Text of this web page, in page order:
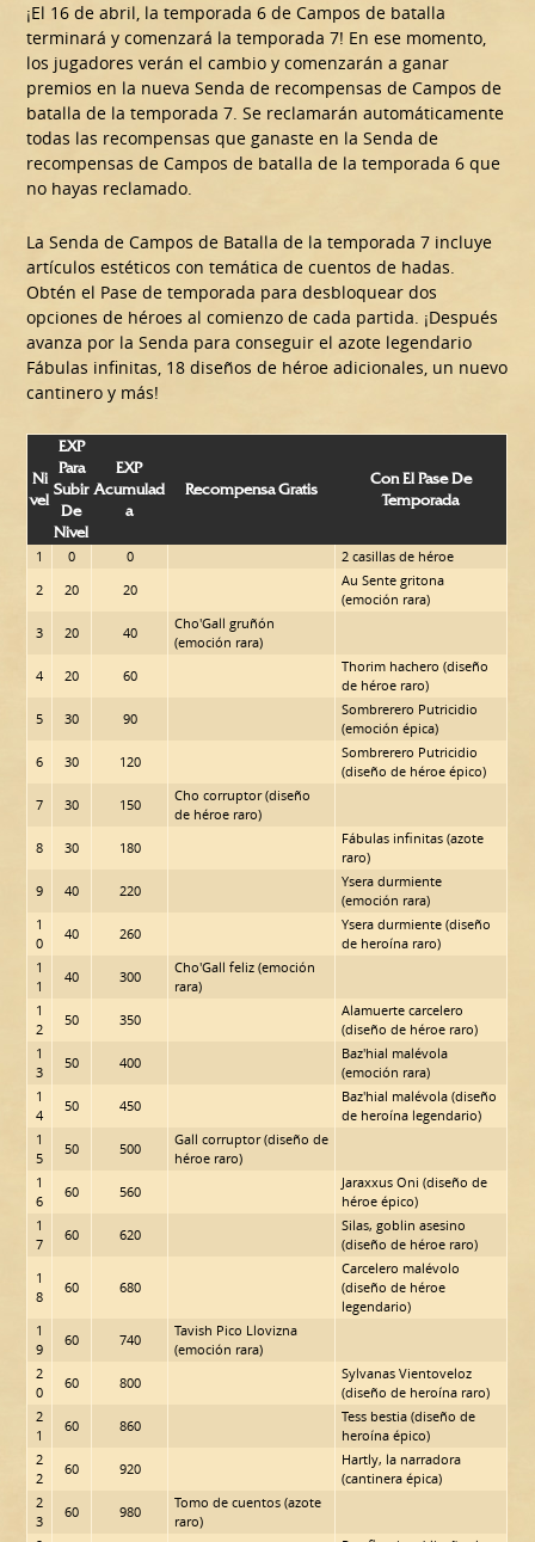
¡El 16 de abril, la temporada 6 de Campos de batalla
terminará y comenzará la temporada 7! En ese momento,
los jugadores verán el cambio y comenzarán a ganar
premios en la nueva Senda de recompensas de Campos de
batalla de la temporada 7. Se reclamarán automáticamente
todas las recompensas que ganaste en la Senda de
recompensas de Campos de batalla de la temporada 6 que
no hayas reclamado.
La Senda de Campos de Batalla de la temporada 7 incluye
artículos estéticos con temática de cuentos de hadas.
Obtén el Pase de temporada para desbloquear dos
opciones de héroes al comienzo de cada partida. ¡Después
avanza por la Senda para conseguir el azote legendario
Fábulas infinitas, 18 diseños de héroe adicionales, un nuevo
cantinero y más!
Ni
Vel
EXP
Para
Subir
De
Nivel
EXP
Acumulad
A
Recompensa Gratis
Con El Pase De
Temporada
1 0 0
2 casillas de héroe
2
20 20
Au Sente gritona
(emoción rara)
3
20 40
Cho'Gall gruñón
(emoción rara)
4
20 60
Thorim hachero (diseño
de héroe raro)
5
30 90
Sombrerero Putricidio
(emoción épica)
6
30 120
Sombrerero Putricidio
(diseño de héroe épico)
7
30 150
Cho corruptor (diseño
de héroe raro)
8
30 180
Fábulas infinitas (azote
raro)
9
40 220
Ysera durmiente
(emoción rara)
1
0
40 260
Ysera durmiente (diseño
de heroína raro)
1
1
40 300
Cho'Gall feliz (emoción
rara)
1
2
50 350
Alamuerte carcelero
(diseño de héroe raro)
1
3
50 400
Baz'hial malévola
(emoción rara)
1
4
50 450
Baz'hial malévola (diseño
de heroína legendario)
1
5
50 500
Gall corruptor (diseño de
héroe raro)
1
6
60 560
Jaraxxus Oni (diseño de
héroe épico)
1
7
60 620
Silas, goblin asesino
(diseño de héroe raro)
1
8
60 680
Carcelero malévolo
(diseño de héroe
legendario)
1
9
60 740
Tavish Pico Llovizna
(emoción rara)
2
0
60 800
Sylvanas Vientoveloz
(diseño de heroína raro)
2
1
60 860
Tess bestia (diseño de
heroína épico)
2
2
60 920
Hartly, la narradora
(cantinera épica)
2
3
60 980
Tomo de cuentos (azote
raro)